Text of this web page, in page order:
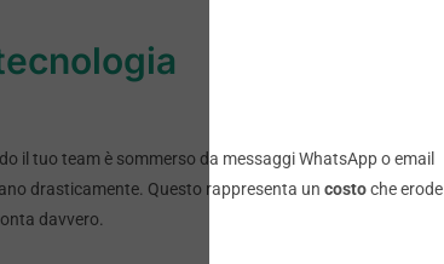
il tuo team è sommerso da messaggi WhatsApp o email
drasticamente. Questo rappresenta un costoche erode
davvero.